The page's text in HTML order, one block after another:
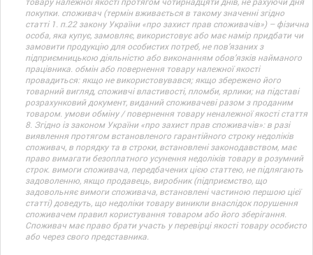
покупки. споживач (термін вживається в такому значенні згідно
статті 1. п.22 закону України «про захист прав споживачів») – фізична
особа, яка купує, замовляє, використовує або має намір придбати чи
замовити продукцію для особистих потреб, не пов’язаних з
підприємницькою діяльністю або виконанням обов’язків найманого
працівника. обмін або повернення товару належної якості
провадиться: якщо не використовувався; якщо збережено його
товарний вигляд, споживчі властивості, пломби, ярлики; на підставі
розрахунковий документ, виданий споживачеві разом з проданим
товаром. умови обміну / повернення товару неналежної якості стаття
8. Згідно із законом України «про захист прав споживачів»: в разі
виявлення протягом встановленого гарантійного строку недоліків
споживач, в порядку та в строки, встановлені законодавством, має
право вимагати безоплатного усунення недоліків товару в розумний
строк. вимоги споживача, передбачених цією статтею, не підлягають
задоволенню, якщо продавець, виробник (підприємство, що
задовольняє вимоги споживача, встановлені частиною першою цієї
статті) доведуть, що недоліки товару виникли внаслідок порушення
споживачем правил користування товаром або його зберігання.
Споживач має право брати участь у перевірці якості товару особисто
або через свого представника.